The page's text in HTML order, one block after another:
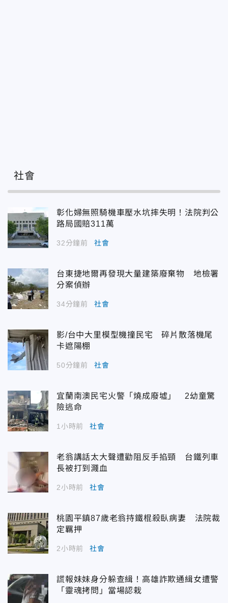
社會
彰化婦無照騎機車壓水坑摔失明！法院判公
路局國賠311萬
32分鐘前 社會
台東捷地爾再發現大量建築廢棄物 地檢署
分案偵辦
34分鐘前 社會
影/台中大里模型機撞民宅 碎片散落機尾
卡遮陽棚
50分鐘前 社會
宜蘭南澳民宅火警「燒成廢墟」 2幼童驚
險逃命
1小時前 社會
老翁講話太大聲遭勸阻反手掐頸 台鐵列車
長被打到濺血
2小時前 社會
桃園平鎮87歲老翁持鐵棍殺臥病妻 法院裁
定羈押
2小時前 社會
謊報妹妹身分躲查緝！高雄詐欺通緝女遭警
「靈魂拷問」當場認栽